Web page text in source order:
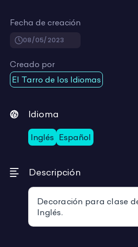
Fecha de creación
08/05/2023
Creado por
El Tarro de los Idiomas
Idioma
Inglés Español
Descripción
Decoración para clase
Inglés.